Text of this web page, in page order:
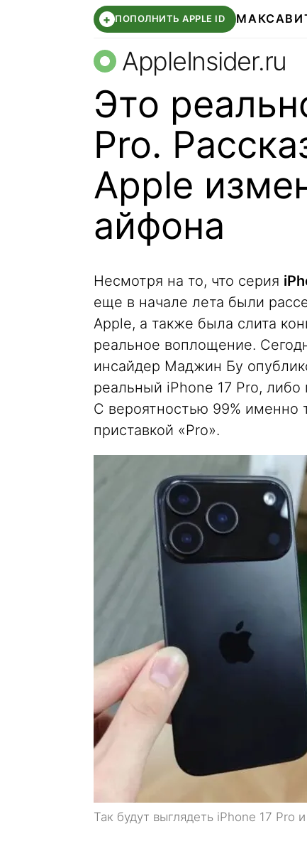
+ ПОПОЛНИТЬ APPLE ID МАКС
AppleInsider.ru
Это
Pro.
Apple
айфона
Несмотря на то, что серия
еще в начале лета были
Apple, а также была слита
реальное воплощение.
инсайдер Маджин Бу
реальный iPhone 17 Pro,
С вероятностью 99% именно
приставкой «Pro».
Так будут выглядеть iPhone 17 Pro